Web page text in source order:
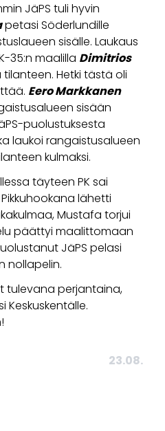
JäPS tuli hyvin
petasi Söderlundille
sisälle. Laukaus
35:n maalilla Dimitrios
Hetki tästä oli
Eero Markkanen
sisään
puolustuksesta
laukoi rangaistusalueen
kulmaksi.
täyteen PK sai
lähetti
Mustafa torjui
päättyi maalittomaan
JäPS pelasi
nollapelin.
tulevana perjantaina,
Keskuskentälle.
23.08.